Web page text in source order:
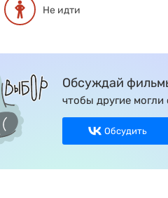
Не идти
Обсуждай
чтобы другие
Обсудить